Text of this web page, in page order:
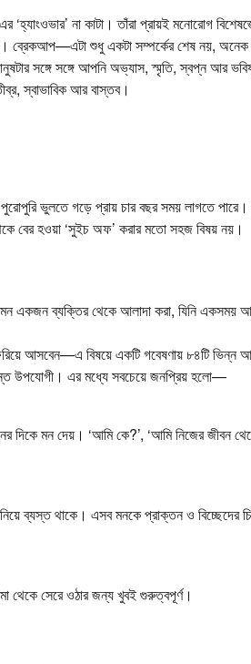
না কাটা। তাঁরা প্রায়ই মনোরোগ
ব্রেকআপ—এটা শুধু একটা সম্পর্কের শেষ নয়,
সঙ্গে সঙ্গে আপনি অভ্যাস, স্মৃতি, স্বপ্ন আর
স্বাভাবিক আর বাস্তব।
ভুলতে গড়ে প্রায় চার বছর সময় লাগতে
বের হওয়া ‘সুইচ অফ’ করার মতো সহজ বিষয় নয়।
একজন ব্যক্তির থেকে আলাদা করা, যিনি একসময়
আসবেন—এ বিষয়ে একটি গবেষণায় ৮৪টি ভিন্ন
উপযোগী। এর মধ্যে সবচেয়ে জনপ্রিয় হলো—
দিকে মন দেয়। ‘আমি কে?’, ‘আমি নিজের জীবন
ব্যস্ত থাকে। এসব মনকে প্রাক্তন ও বিচ্ছেদের
থেকে সেরে ওঠার জন্য খুবই গুরুত্বপূর্ণ।